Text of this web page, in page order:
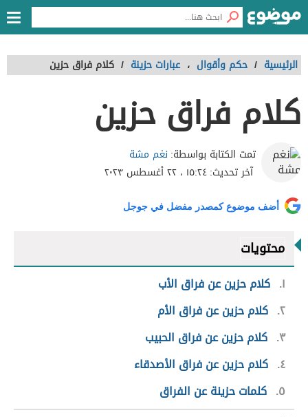
الرئيسية / حكم وأقوال ، عبارات حزينة / كلام فراق حزين
كلام فراق حزين
تمت الكتابة بواسطة: نغم مشة
آخر تحديث:١٥:٢٤ ، ٢٢ أغسطس ٢٠٢٣
أضف موضوع كمصدر مفضل في جوجل
محتويات
١ كلام حزين عن فراق الأب
٢ كلام حزين عن فراق الأم
٣ كلام حزين عن فراق الحبيب
٤ كلام حزين عن فراق الأصدقاء
٥ كلمات حزينة عن الفراق